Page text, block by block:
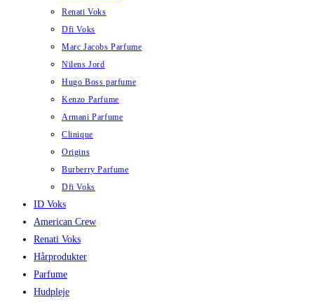
Renati Voks
Dfi Voks
Marc Jacobs Parfume
Nilens Jord
Hugo Boss parfume
Kenzo Parfume
Armani Parfume
Clinique
Origins
Burberry Parfume
Dfi Voks
ID Voks
American Crew
Renati Voks
Hårprodukter
Parfume
Hudpleje